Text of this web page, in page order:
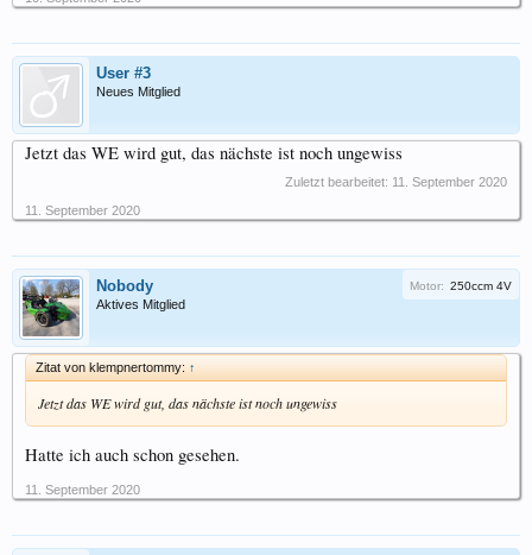
User #3
Neues Mitglied
Jetzt das WE wird gut, das nächste ist noch ungewiss
Zuletzt bearbeitet: 11. September 2020
11. September 2020
Nobody
Aktives Mitglied
Motor: 250ccm 4V
Zitat von klempnertommy: ↑
Jetzt das WE wird gut, das nächste ist noch ungewiss
Hatte ich auch schon gesehen.
11. September 2020